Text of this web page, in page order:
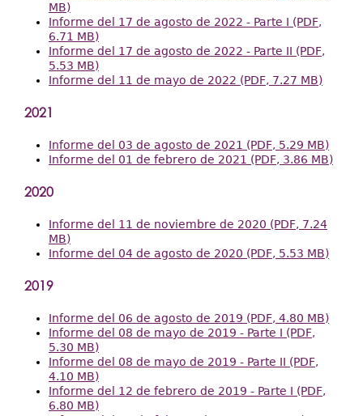
MB)
Informe del 17 de agosto de 2022 - Parte I (PDF,
6.71 MB)
Informe del 17 de agosto de 2022 - Parte II (PDF,
5.53 MB)
Informe del 11 de mayo de 2022 (PDF, 7.27 MB)
2021
Informe del 03 de agosto de 2021 (PDF, 5.29 MB)
Informe del 01 de febrero de 2021 (PDF, 3.86 MB)
2020
Informe del 11 de noviembre de 2020 (PDF, 7.24
MB)
Informe del 04 de agosto de 2020 (PDF, 5.53 MB)
2019
Informe del 06 de agosto de 2019 (PDF, 4.80 MB)
Informe del 08 de mayo de 2019 - Parte I (PDF,
5.30 MB)
Informe del 08 de mayo de 2019 - Parte II (PDF,
4.10 MB)
Informe del 12 de febrero de 2019 - Parte I (PDF,
6.80 MB)